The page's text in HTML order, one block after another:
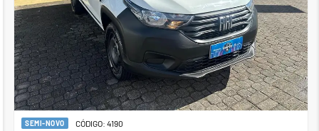
SEMI-NOVO CÓDIGO: 4190